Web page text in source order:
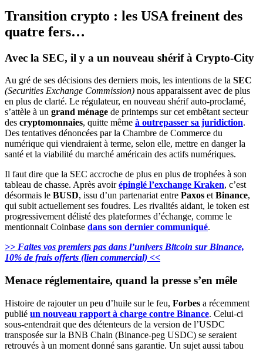
Transition crypto : les USA freinent des
quatre fers…
Avec la SEC, il y a un nouveau shérif à Crypto-City
Au gré de ses décisions des derniers mois, les intentions de la SEC
(Securities Exchange Commission) nous apparaissent avec de plus
en plus de clarté. Le régulateur, en nouveau shérif auto-proclamé,
s’attèle à un grand ménage de printemps sur cet embêtant secteur
des cryptomonnaies, quitte même à outrepasser sa juridiction.
Des tentatives dénoncées par la Chambre de Commerce du
numérique qui viendraient à terme, selon elle, mettre en danger la
santé et la viabilité du marché américain des actifs numériques.
Il faut dire que la SEC accroche de plus en plus de trophées à son
tableau de chasse. Après avoirépinglé l’exchange Kraken, c’est
désormais le BUSD, issu d’un partenariat entre Paxos et Binance,
qui subit actuellement ses foudres. Les rivalités aidant, le token est
progressivement délisté des plateformes d’échange, comme le
mentionnait Coinbase dans son dernier communiqué.
>> Faites vos premiers pas dans l’univers Bitcoin sur Binance,
10% de frais offerts (lien commercial) <<
Menace réglementaire, quand la presse s’en mêle
Histoire de rajouter un peu d’huile sur le feu, Forbes a récemment
publié un nouveau rapport à charge contre Binance. Celui-ci
sous-entendrait que des détenteurs de la version de l’USDC
transposée sur la BNB Chain (Binance-peg USDC) se seraient
retrouvés à un moment donné sans garantie. Un sujet aussi tabou